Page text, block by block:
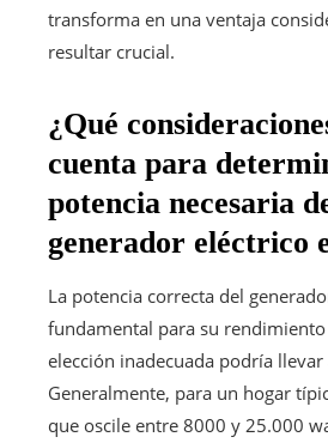
transforma en una ventaja
resultar crucial.
¿Qué
cuenta para
potencia necesaria
generador eléctrico
La potencia correcta del
fundamental para su rendimiento
elección inadecuada podría llevar
Generalmente, para un hogar
que oscile entre 8000 y 25.000